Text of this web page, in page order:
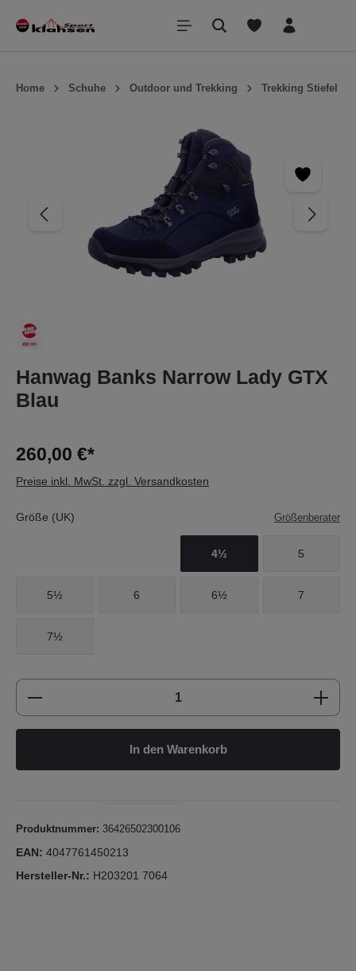
springen
Home Schuhe Outdoor und Trekking Trekking Stiefel
Hanwag Banks Narrow Lady GTX
Blau
260,00 €*
Preise inkl. MwSt. zzgl. Versandkosten
Größe (UK) Größenberater
4½ 5
5½ 6 6½ 7
7½
Produkt Anzahl: Gib den gewünschten
In den Warenkorb
Produktnummer: 36426502300106
EAN: 4047761450213
Hersteller-Nr.: H203201 7064